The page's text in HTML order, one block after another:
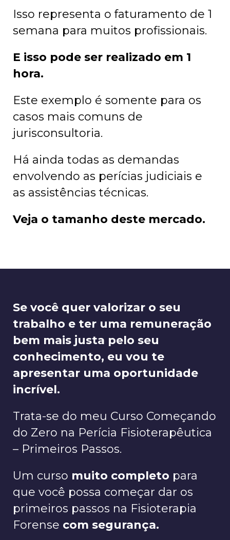
Isso representa o faturamento de 1
semana para muitos profissionais.
E isso pode ser realizado em 1
hora.
Este exemplo é somente para os
casos mais comuns de
jurisconsultoria.
Há ainda todas as demandas
envolvendo as perícias judiciais e
as assistências técnicas.
Veja o tamanho deste mercado.
Se você quer valorizar o seu
trabalho e ter uma remuneração
bem mais justa pelo seu
conhecimento, eu vou te
apresentar uma oportunidade
incrível.
Trata-se do meu Curso Começando
do Zero na Perícia Fisioterapêutica
– Primeiros Passos.
Um curso muito completo para
que você possa começar dar os
primeiros passos na Fisioterapia
Forense com segurança.